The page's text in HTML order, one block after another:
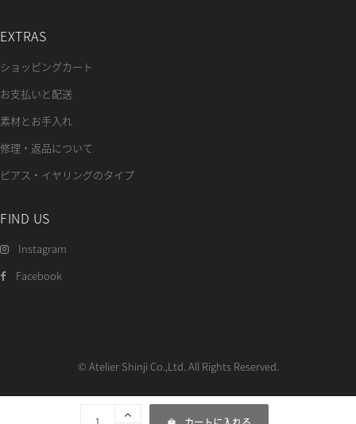
EXTRAS
ショッピングカート
お支払いと配送
素材とお手入れ
修理・返品について
ピアス・イヤリングのタイプ
FIND US
Instagram
Facebook
© Atelier Shinji Co.,Ltd. All Rights Reserved.